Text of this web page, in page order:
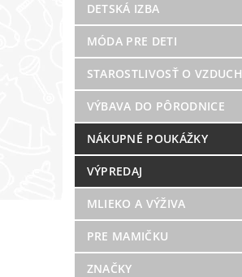
DETSKÁ IZBA
MÓDA PRE DETI
STAROSTLIVOSŤ O VZDUCH
VÝBAVA DO PÔRODNICE
NÁKUPNÉ POUKÁŽKY
VÝPREDAJ
MLIEKO A VÝŽIVA
PRE MAMIČKU
ZNAČKY